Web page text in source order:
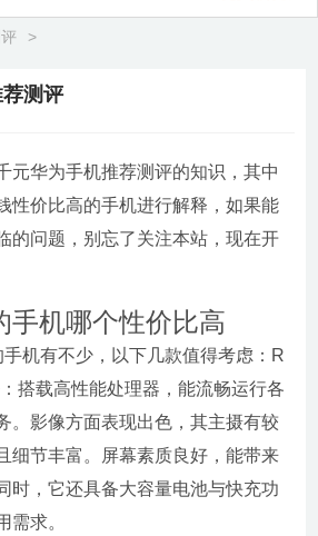
>
测评
元华为手机推荐测评的知识，其中
性价比高的手机进行解释，如果能
的问题，别忘了关注本站，现在开
手机哪个性价比高
机有不少，以下几款值得考虑：R
搭载高性能处理器，能流畅运行各
。影像方面表现出色，其主摄有较
细节丰富。屏幕素质良好，能带来
时，它还具备大容量电池与快充功
需求。